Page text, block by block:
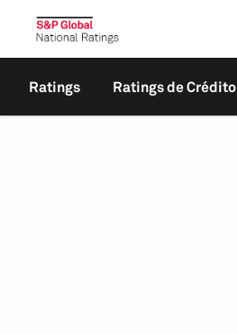
Ratings Ratings de Crédito